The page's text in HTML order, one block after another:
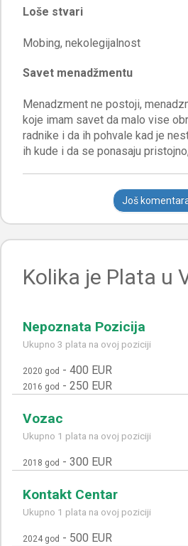
Loše stvari
Savet menadžmentu
Menadzment ne postoji,
koje imam savet da malo vise
radnike i da ih pohvale kad je
Još
Kolika je Plata u
Nepoznata Pozicija
Ukupno 3 plata na ovoj poziciji
2020 god - 400 EUR
2016 god - 250 EUR
Vozac
Ukupno 1 plata na ovoj poziciji
2018 god - 300 EUR
Kontakt Centar
Ukupno 1 plata na ovoj poziciji
2024 god - 500 EUR